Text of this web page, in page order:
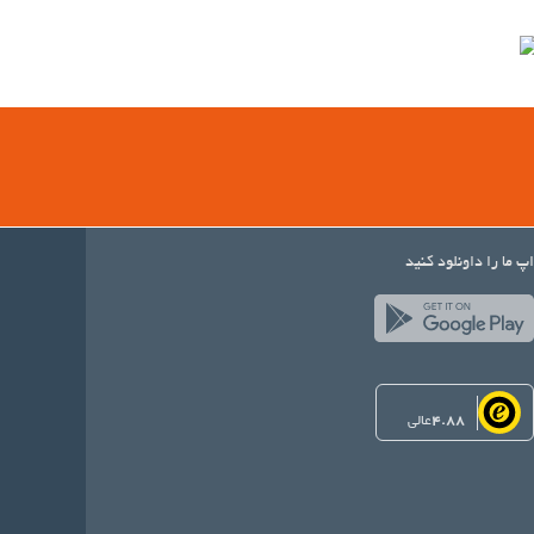
اپ ما را داونلود کنید
4.88عالی